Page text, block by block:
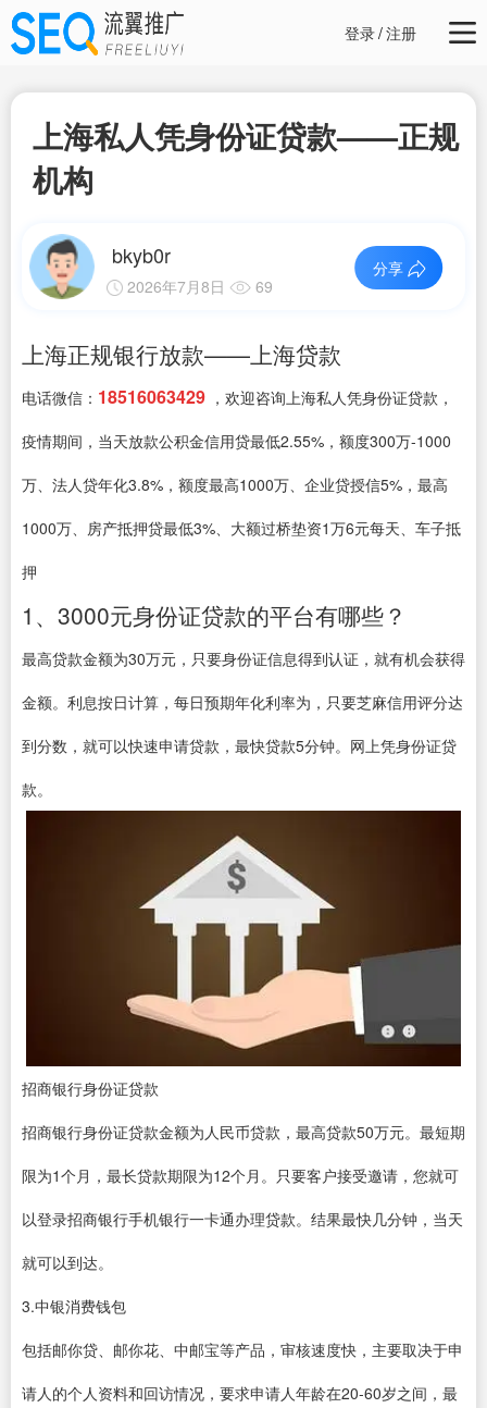
登录/注册
上海私人凭身份证贷款——正规
机构
bkyb0r
2026年7月8日 69
分享
上海正规银行放款——上海贷款
电话微信： 18516063429 ，欢迎咨询上海私人凭身份证贷款，
疫情期间，当天放款公积金信用贷最低2.55%，额度300万-1000
万、法人贷年化3.8%，额度最高1000万、企业贷授信5%，最高
1000万、房产抵押贷最低3%、大额过桥垫资1万6元每天、车子抵
押
1、3000元身份证贷款的平台有哪些？
最高贷款金额为30万元，只要身份证信息得到认证，就有机会获得
金额。利息按日计算，每日预期年化利率为，只要芝麻信用评分达
到分数，就可以快速申请贷款，最快贷款5分钟。网上凭身份证贷
款。
招商银行身份证贷款
招商银行身份证贷款金额为人民币贷款，最高贷款50万元。最短期
限为1个月，最长贷款期限为12个月。只要客户接受邀请，您就可
以登录招商银行手机银行一卡通办理贷款。结果最快几分钟，当天
就可以到达。
3.中银消费钱包
包括邮你贷、邮你花、中邮宝等产品，审核速度快，主要取决于申
请人的个人资料和回访情况，要求申请人年龄在20-60岁之间，最